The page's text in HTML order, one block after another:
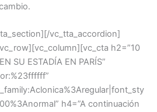
vc_tta_accordion]
h2=”10
SU ESTADÍA EN PARÍS”
h4=”A continuación